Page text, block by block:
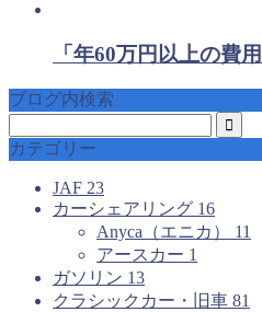
「年60万円以上の費
ブログ内検索
カテゴリー
JAF 23
カーシェアリング 16
Anyca（エニカ） 11
アースカー 1
ガソリン 13
クラシックカー・旧車 81